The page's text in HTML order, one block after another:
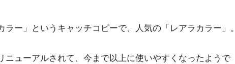
ラー」というキャッチコピーで、人気の「レアラカラー」。
ニューアルされて、今まで以上に使いやすくなったようで